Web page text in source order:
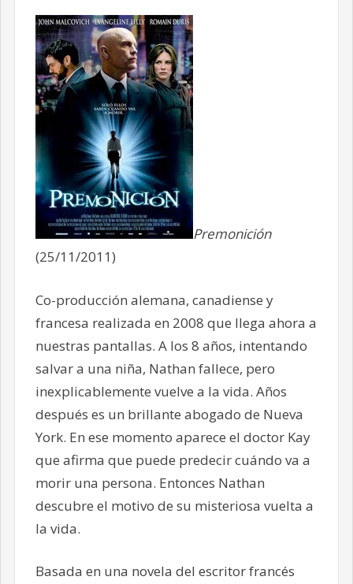
Premonición
(25/11/2011)
Co-producción alemana, canadiense y
francesa realizada en 2008 que llega ahora a
nuestras pantallas. A los 8 años, intentando
salvar a una niña, Nathan fallece, pero
inexplicablemente vuelve a la vida. Años
después es un brillante abogado de Nueva
York. En ese momento aparece el doctor Kay
que afirma que puede predecir cuándo va a
morir una persona. Entonces Nathan
descubre el motivo de su misteriosa vuelta a
la vida.
Basada en una novela del escritor francés